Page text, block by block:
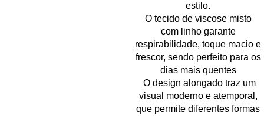
estilo.
O tecido de viscose misto
com linho garante
respirabilidade, toque macio e
frescor, sendo perfeito para os
dias mais quentes
O design alongado traz um
visual moderno e atemporal,
que permite diferentes formas